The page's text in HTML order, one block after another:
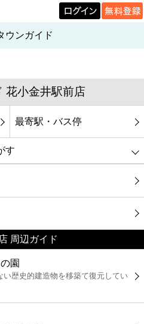
ウンガイド
花小金井駅前店
最寄駅・バス停
す
周辺ガイド
園
い歴史的建造物を移築て復元してい